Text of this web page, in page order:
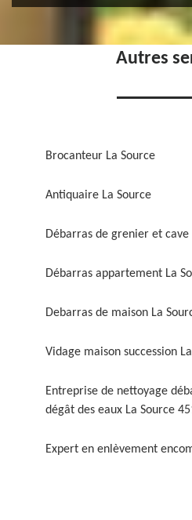
Autres
Brocanteur La Source
Antiquaire La Source
Débarras de grenier et cave
Débarras appartement La
Debarras de maison La
Vidage maison succession
Entreprise de nettoyage
dégât des eaux La Source
Expert en enlèvement